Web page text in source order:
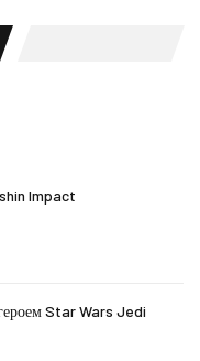
Impact
Star Wars Jedi